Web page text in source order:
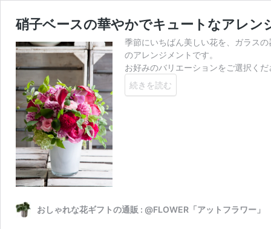
硝子ベースの華やかでキュートなアレン
季節にいちばん美しい花を、ガラス
のアレンジメントです。
お好みのバリエーションをご選択く
続きを読む
おしゃれな花ギフトの通販 : @FLOWER「アットフラワー」